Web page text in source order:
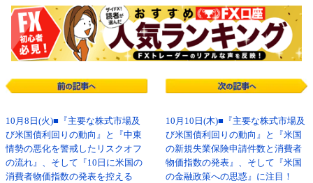
10月8日(火)■『主要な株式市場及
び米国債利回りの動向』と『中東
情勢の悪化を警戒したリスクオフ
の流れ』、そして『10日に米国の
消費者物価指数の発表を控える
10月10日(木)■『主要な株式市場及
び米国債利回りの動向』と『米国
の新規失業保険申請件数と消費者
物価指数の発表』、そして『米国
の金融政策への思惑』に注目！